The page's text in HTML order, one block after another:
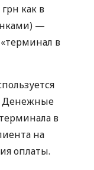
как в
—
в
Денежные
в
на
оплаты.